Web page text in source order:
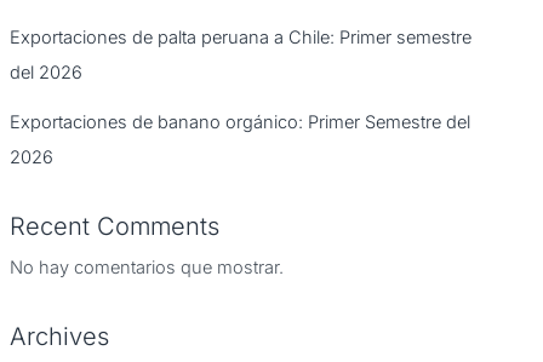
Exportaciones de palta peruana a Chile: Primer semestre
del 2026
Exportaciones de banano orgánico: Primer Semestre del
2026
Recent Comments
No hay comentarios que mostrar.
Archives